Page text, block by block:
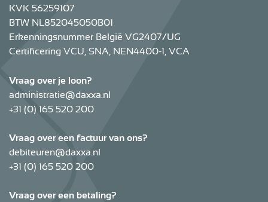
KVK 56259107
BTW NL852045050B01
Erkenningsnummer België VG2407/UG
Certificering VCU, SNA, NEN4400-1, VCA
Vraag over je loon?
administratie@daxxa.nl
+31 (0) 165 520 200
Vraag over een factuur van ons?
debiteuren@daxxa.nl
+31 (0) 165 520 200
Vraag over een betaling?